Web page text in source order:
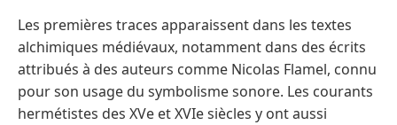
Les premières traces apparaissent dans les textes
alchimiques médiévaux, notamment dans des écrits
attribués à des auteurs comme Nicolas Flamel, connu
pour son usage du symbolisme sonore. Les courants
hermétistes des XVe et XVIe siècles y ont aussi